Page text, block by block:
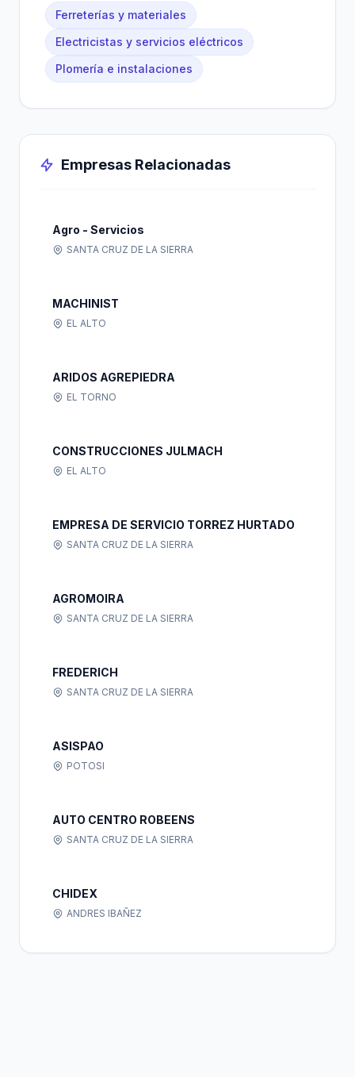
Ferreterías y materiales
Electricistas y servicios eléctricos
Plomería e instalaciones
Empresas Relacionadas
Agro - Servicios
SANTA CRUZ DE LA SIERRA
MACHINIST
EL ALTO
ARIDOS AGREPIEDRA
EL TORNO
CONSTRUCCIONES JULMACH
EL ALTO
EMPRESA DE SERVICIO TORREZ HURTADO
SANTA CRUZ DE LA SIERRA
AGROMOIRA
SANTA CRUZ DE LA SIERRA
FREDERICH
SANTA CRUZ DE LA SIERRA
ASISPAO
POTOSI
AUTO CENTRO ROBEENS
SANTA CRUZ DE LA SIERRA
CHIDEX
ANDRES IBAÑEZ